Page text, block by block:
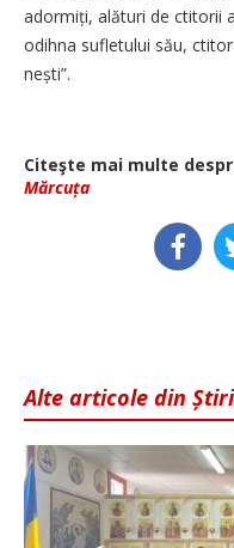
adormiți, alături de ctitorii
odihna sufletului său,
nești”.
Citeşte mai multe
Mărcuța
Alte articole din Știri